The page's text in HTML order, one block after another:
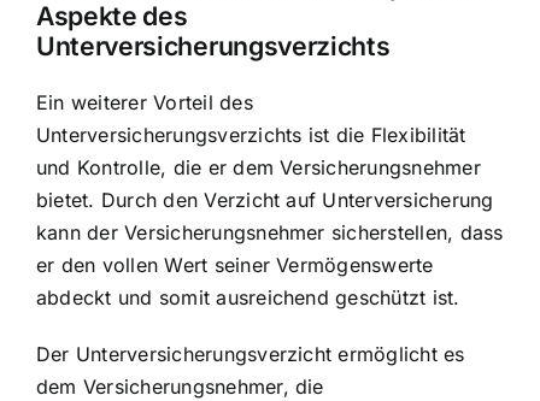
Aspekte des
Unterversicherungsverzichts
Ein weiterer Vorteil des
Unterversicherungsverzichts ist die Flexibilität
und Kontrolle, die er dem Versicherungsnehmer
bietet. Durch den Verzicht auf Unterversicherung
kann der Versicherungsnehmer sicherstellen, dass
er den vollen Wert seiner Vermögenswerte
abdeckt und somit ausreichend geschützt ist.
Der Unterversicherungsverzicht ermöglicht es
dem Versicherungsnehmer, die